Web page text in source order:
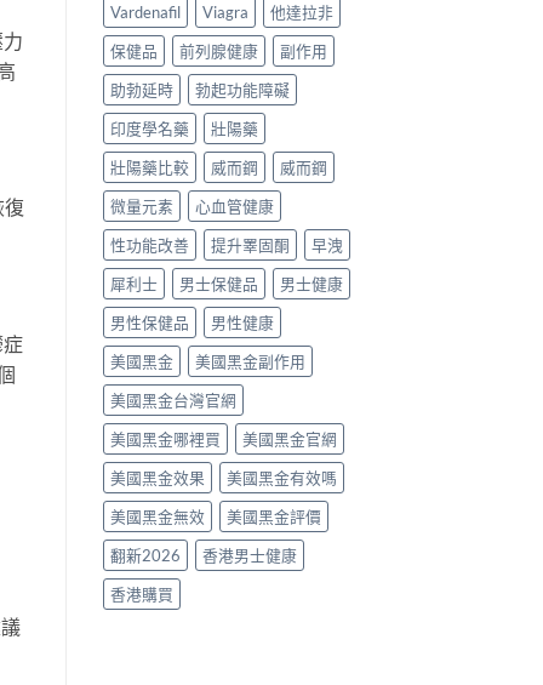
指
南〉
口
服
藥、
噴
劑、
雙
效
片
點
樣
揀？〉
中
Vardenafil
Viagra
他達拉非
保健品
前列腺健康
副作用
助勃延時
勃起功能障礙
印度學名藥
壯陽藥
壯陽藥比較
威而鋼
威而鋼
微量元素
心血管健康
性功能改善
提升睪固酮
早洩
犀利士
男士保健品
男士健康
男性保健品
男性健康
美國黑金
美國黑金副作用
美國黑金台灣官網
美國黑金哪裡買
美國黑金官網
美國黑金效果
美國黑金有效嗎
美國黑金無效
美國黑金評價
翻新2026
香港男士健康
香港購買